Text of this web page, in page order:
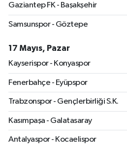
Gaziantep FK - Başakşehir
Samsunspor - Göztepe
17 Mayıs, Pazar
Kayserispor - Konyaspor
Fenerbahçe - Eyüpspor
Trabzonspor - Gençlerbirliği S.K.
Kasımpaşa - Galatasaray
Antalyaspor - Kocaelispor